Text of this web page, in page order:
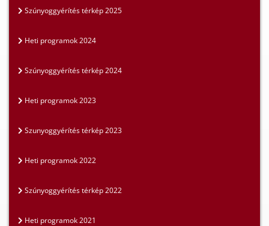
Szúnyoggyérítés térkép 2025
Heti programok 2024
Szúnyoggyérítés térkép 2024
Heti programok 2023
Szunyoggyérítés térkép 2023
Heti programok 2022
Szúnyoggyérítés térkép 2022
Heti programok 2021